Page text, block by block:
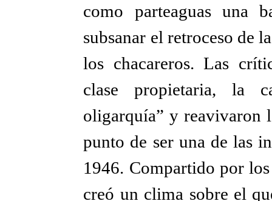
como parteaguas una
subsanar el retroceso de
los chacareros. Las
clase propietaria, la
oligarquía” y reavivaron
punto de ser una de las
1946. Compartido por
creó un clima sobre el